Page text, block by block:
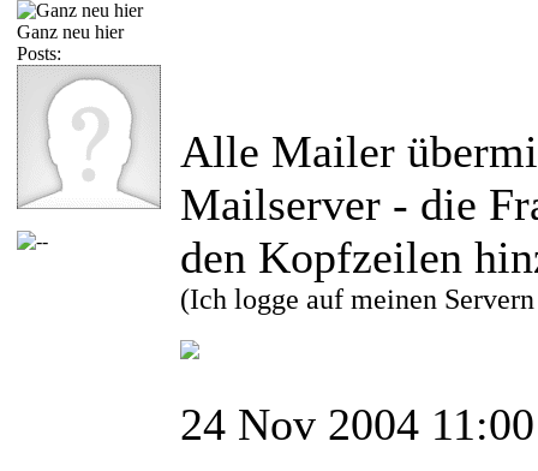
Ganz neu hier
Posts:
Alle Mailer
Mailserver - die
den Kopfzeilen
(Ich logge auf meinen
24 Nov 2004 11:00